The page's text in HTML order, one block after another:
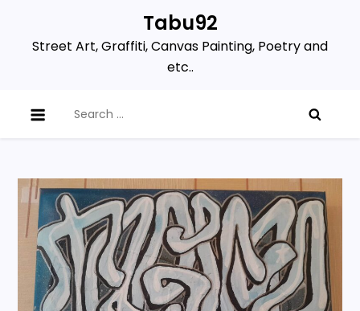
content
Tabu92
Street Art, Graffiti, Canvas Painting, Poetry and
etc..
for: